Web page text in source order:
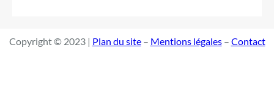
Copyright © 2023 | Plan du site– Mentions légales– Contact